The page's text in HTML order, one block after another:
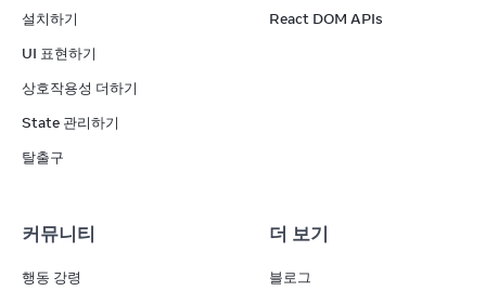
설치하기
UI 표현하기
상호작용성 더하기
State 관리하기
탈출구
React DOM APIs
커뮤니티
행동 강령
더 보기
블로그